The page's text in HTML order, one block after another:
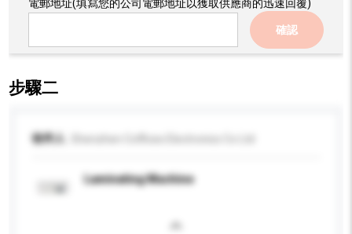
電郵地址(填寫您的公司電郵地址以獲取供應商的迅速回覆)
確認
步驟二
收件人
Laminating Machine